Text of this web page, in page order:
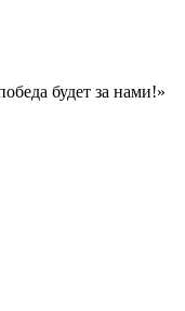
будет за нами!»
будет за нами!»